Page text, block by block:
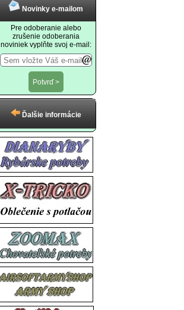
Novinky e-mailom
Pre odoberanie alebo
zrušenie odoberania
noviniek vyplňte svoj e-mail:
Ďalšie informácie